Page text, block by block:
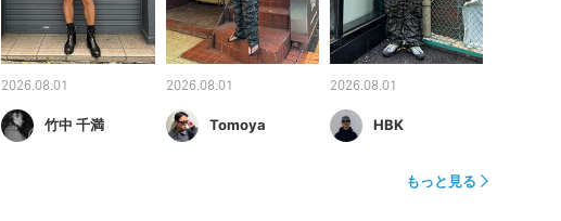
2026.08.01
竹中 千満
2026.08.01
Tomoya
2026.08.01
HBK
もっと見る